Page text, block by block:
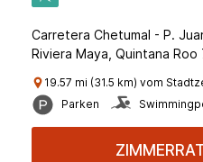
Carretera Chetumal - P.
Riviera Maya, Quintana
19.57 mi (31.5 km) vom
Parken